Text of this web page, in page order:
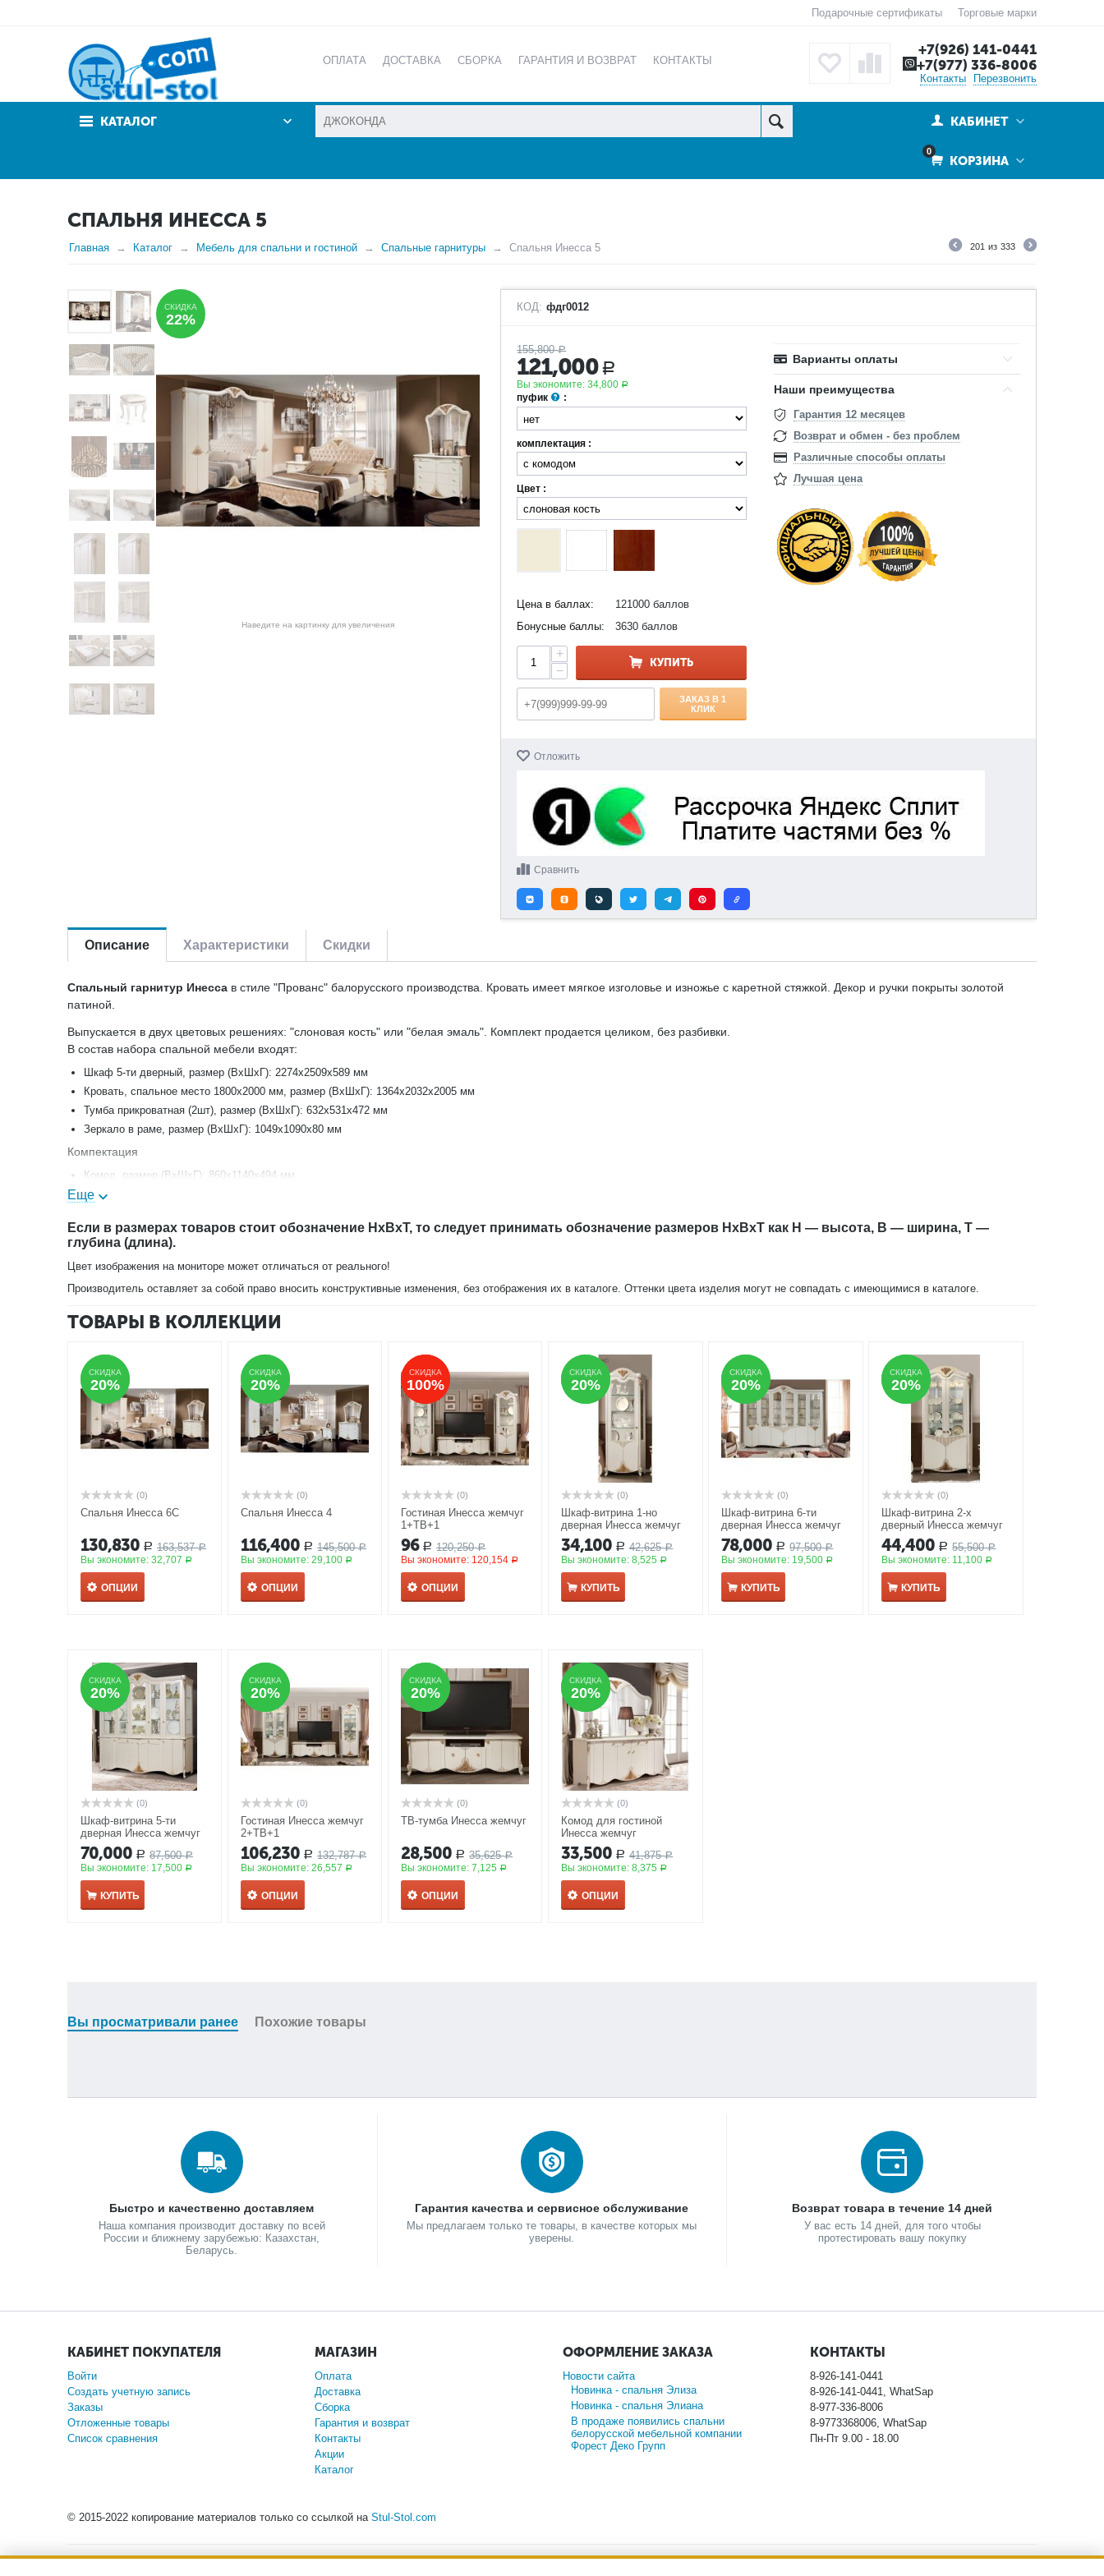
Подарочные сертификаты Торговые марки
ОПЛАТА ДОСТАВКА СБОРКА ГАРАНТИЯ И ВОЗВРАТ КОНТАКТЫ
+7(926) 141-0441
+7(977) 336-8006
Контакты Перезвонить
КАТАЛОГ КАБИНЕТ
0
КОРЗИНА
СПАЛЬНЯ ИНЕССА 5
Главная Каталог Мебель для спальни и гостиной Спальные гарнитуры Спальня Инесса 5 201 из 333
СКИДКА
22%
Наведите на картинку для увеличения
КОД: фдг0012
155,800 Р
121,000 Р
Вы экономите:34,800 Р
пуфик :
комплектация :
Цвет :
Цена в баллах:
121000 баллов
Бонусные баллы:
3630 баллов
+
−
КУПИТЬ
ЗАКАЗ В 1
КЛИК
Варианты оплаты
Наши преимущества
Гарантия 12 месяцев
Возврат и обмен - без проблем
Различные способы оплаты
Лучшая цена
Отложить
Сравнить
Описание Характеристики Скидки
Спальный гарнитур Инесса в стиле "Прованс" балорусского производства. Кровать имеет мягкое изголовье и изножье с каретной стяжкой. Декор и ручки покрыты золотой
патиной.
Выпускается в двух цветовых решениях: "слоновая кость" или "белая эмаль". Комплект продается целиком, без разбивки.
В состав набора спальной мебели входят:
Шкаф 5-ти дверный, размер (ВхШхГ): 2274х2509х589 мм
Кровать, спальное место 1800х2000 мм, размер (ВхШхГ): 1364х2032х2005 мм
Тумба прикроватная (2шт), размер (ВхШхГ): 632х531х472 мм
Зеркало в раме, размер (ВхШхГ): 1049х1090х80 мм
Компектация
Комод, размер (ВхШхГ): 860х1140х494 мм
или
Туалетный стол (ВхШхГ): Н758 x В1650 x Т472
Дополнительно Вы можете заказать пуфик.
Еще
Если в размерах товаров стоит обозначение HxBxT, то следует принимать обозначение размеров HxBxT как H — высота, B — ширина, T —
глубина (длина).
Цвет изображения на мониторе может отличаться от реального!
Производитель оставляет за собой право вносить конструктивные изменения, без отображения их в каталоге. Оттенки цвета изделия могут не совпадать с имеющимися в каталоге.
ТОВАРЫ В КОЛЛЕКЦИИ
СКИДКА
20%
СКИДКА
20%
(0)
Спальня Инесса 6С
130,830 Р 163,537 Р
Вы экономите: 32,707 Р
ОПЦИИ
СКИДКА
20%
СКИДКА
20%
(0)
Спальня Инесса 4
116,400 Р 145,500 Р
Вы экономите:29,100 Р
ОПЦИИ
СКИДКА
100%
СКИДКА
100%
(0)
Гостиная Инесса жемчуг
1+ТВ+1
96 Р 120,250 Р
Вы экономите: 120,154 Р
ОПЦИИ
СКИДКА
20%
СКИДКА
20%
(0)
Шкаф-витрина 1-но
дверная Инесса жемчуг
34,100 Р 42,625 Р
Вы экономите:8,525 Р
КУПИТЬ
СКИДКА
20%
СКИДКА
20%
(0)
Шкаф-витрина 6-ти
дверная Инесса жемчуг
78,000 Р 97,500 Р
Вы экономите: 19,500 Р
КУПИТЬ
СКИДКА
20%
СКИДКА
20%
(0)
Шкаф-витрина 2-х
дверный Инесса жемчуг
44,400 Р 55,500 Р
Вы экономите: 11,100 Р
КУПИТЬ
СКИДКА
20%
СКИДКА
20%
(0)
Шкаф-витрина 5-ти
дверная Инесса жемчуг
70,000 Р 87,500 Р
Вы экономите: 17,500 Р
КУПИТЬ
СКИДКА
20%
СКИДКА
20%
(0)
Гостиная Инесса жемчуг
2+ТВ+1
106,230 Р 132,787 Р
Вы экономите:26,557 Р
ОПЦИИ
СКИДКА
20%
СКИДКА
20%
(0)
ТВ-тумба Инесса жемчуг
28,500 Р 35,625 Р
Вы экономите:7,125 Р
ОПЦИИ
СКИДКА
20%
СКИДКА
20%
(0)
Комод для гостиной
Инесса жемчуг
33,500 Р 41,875 Р
Вы экономите:8,375 Р
ОПЦИИ
Вы просматривали ранее Похожие товары
Быстро и качественно доставляем
Наша компания производит доставку по всей
России и ближнему зарубежью: Казахстан,
Беларусь.
Гарантия качества и сервисное обслуживание
Мы предлагаем только те товары, в качестве которых мы
уверены.
Возврат товара в течение 14 дней
У вас есть 14 дней, для того чтобы
протестировать вашу покупку
КАБИНЕТ ПОКУПАТЕЛЯ
Войти
Создать учетную запись
Заказы
Отложенные товары
Список сравнения
МАГАЗИН
Оплата
Доставка
Сборка
Гарантия и возврат
Контакты
Акции
Каталог
ОФОРМЛЕНИЕ ЗАКАЗА
Новости сайта
Новинка - спальня Элиза
Новинка - спальня Элиана
В продаже появились спальни
белорусской мебельной компании
Форест Деко Групп
КОНТАКТЫ
8-926-141-0441
8-926-141-0441, WhatSap
8-977-336-8006
8-9773368006, WhatSap
Пн-Пт 9.00 - 18.00
© 2015-2022 копирование материалов только со ссылкой на Stul-Stol.com
Обращаем ваше внимание на то, что данный интернет-сайт носит исключительно информационный характер и ни при каких условиях не является публичной офертой, определяемой